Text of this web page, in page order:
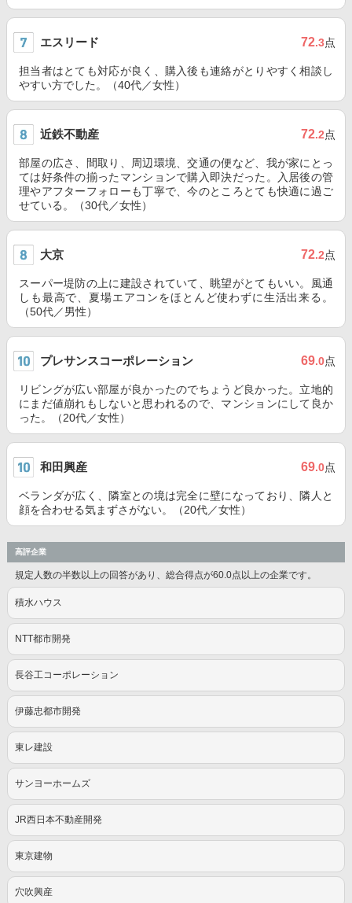
エスリード 72.3点
担当者はとても対応が良く、購入後も連絡がとりやすく相談し
やすい方でした。（40代／女性）
近鉄不動産 72.2点
部屋の広さ、間取り、周辺環境、交通の便など、我が家にとっ
ては好条件の揃ったマンションで購入即決だった。入居後の管
理やアフターフォローも丁寧で、今のところとても快適に過ご
せている。（30代／女性）
大京 72.2点
スーパー堤防の上に建設されていて、眺望がとてもいい。風通
しも最高で、夏場エアコンをほとんど使わずに生活出来る。
（50代／男性）
プレサンスコーポレーション 69.0点
リビングが広い部屋が良かったのでちょうど良かった。立地的
にまだ値崩れもしないと思われるので、マンションにして良か
った。（20代／女性）
和田興産 69.0点
ベランダが広く、隣室との境は完全に壁になっており、隣人と
顔を合わせる気まずさがない。（20代／女性）
高評企業
規定人数の半数以上の回答があり、総合得点が60.0点以上の企業です。
積水ハウス
NTT都市開発
長谷工コーポレーション
伊藤忠都市開発
東レ建設
サンヨーホームズ
JR西日本不動産開発
東京建物
穴吹興産